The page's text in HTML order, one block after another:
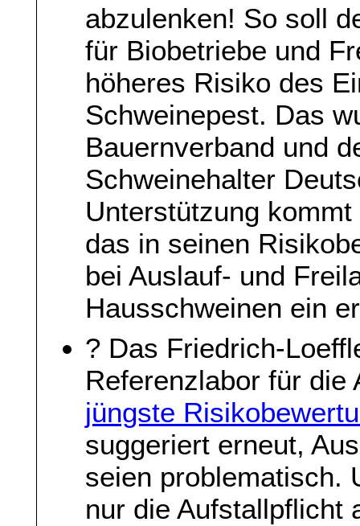
abzulenken! So soll
für Biobetriebe und
höheres Risiko des
Schweinepest. Das
Bauernverband und
Schweinehalter
Unterstützung
das in seinen
bei Auslauf- und
Hausschweinen ein
? Das Friedrich-
Referenzlabor für die
jüngste
suggeriert erneut,
seien problematisch.
nur die Aufstallpflicht